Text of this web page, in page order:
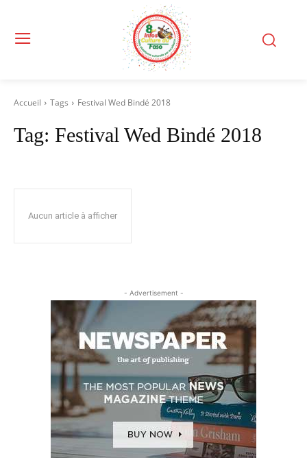
Accueil Tags Festival Wed Bindé 2018
Tag: Festival Wed Bindé 2018
Aucun article à afficher
- Advertisement -